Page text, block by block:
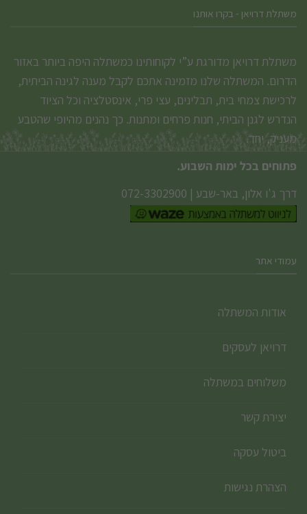
משתלת דרויאן - בקרו אותנו
משתלת דרויאן מדורגת ע”י לקוחותינו כמשתלה היפה ביותר באזור
הדרום. המשתלה שלנו מזמינה אתכם לקבל מענה לגינה הביתית,
לרכישת צמחי בית, תבלינים, עצי פרי, אינסטלציה וכל הציוד
הנדרש לגנן הביתי, חנות פרחים ומתנות. כך נהנים מהיופי שהטבע
מעניק, יחד.
פתוחים בכל ימות השבוע.
דרך ג'ו אלון, באר-שבע |
072-3302900
עמודי אתר
אודות המשתלה
דרויאן לעסקים
משלוחים במשתלה
יצירת קשר
ביטול עסקה
הצהרת נגישות